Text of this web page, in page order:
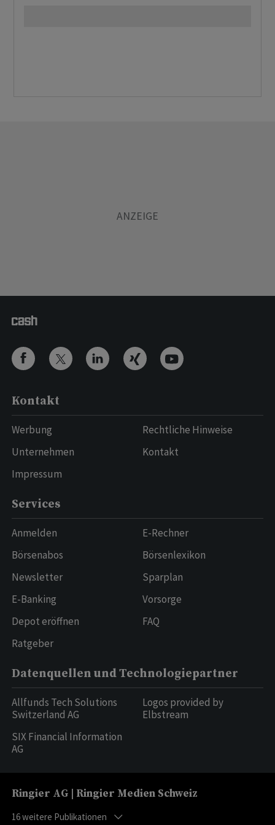
Kontakt
Werbung
Unternehmen
Impressum
Rechtliche Hinweise
Kontakt
Services
Anmelden
Börsenabos
Newsletter
E-Banking
Depot eröffnen
Ratgeber
E-Rechner
Börsenlexikon
Sparplan
Vorsorge
FAQ
Datenquellen und Technologiepartner
Allfunds Tech Solutions
Switzerland AG
SIX Financial Information
AG
Logos provided by
Elbstream
Ringier AG | Ringier Medien Schweiz
16weitere Publikationen